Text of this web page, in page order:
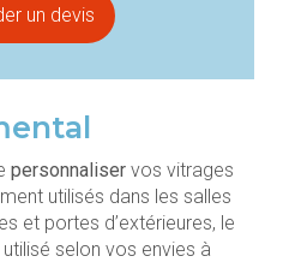
un devis
personnaliser vos vitrages
utilisés dans les salles
et portes d’extérieures, le
selon vos envies à